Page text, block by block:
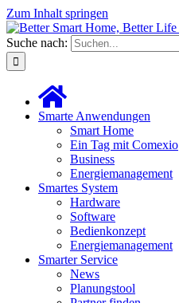
Zum Inhalt springen
Suche nach:
Smarte Anwendungen
Smart Home
Ein Tag mit Comexio
Business
Energiemanagement
Smartes System
Hardware
Software
Bedienkonzept
Energiemanagement
Smarter Service
News
Planungstool